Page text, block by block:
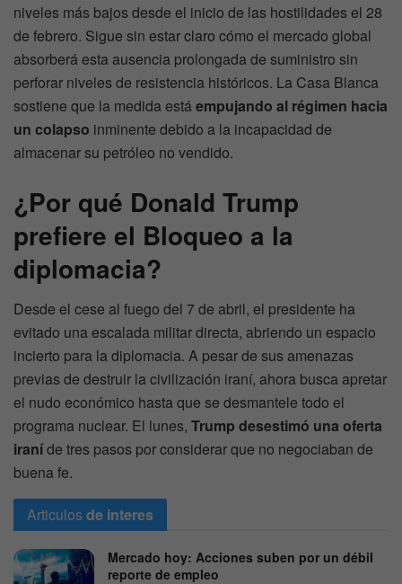
niveles más bajos desde el inicio de las hostilidades el 28
de febrero. Sigue sin estar claro cómo el mercado global
absorberá esta ausencia prolongada de suministro sin
perforar niveles de resistencia históricos. La Casa Blanca
sostiene que la medida estáempujando al régimen hacia
un colapso inminente debido a la incapacidad de
almacenar su petróleo no vendido.
¿Por qué Donald Trump
prefiere el Bloqueo a la
diplomacia?
Desde el cese al fuego del 7 de abril, el presidente ha
evitado una escalada militar directa, abriendo un espacio
incierto para la diplomacia. A pesar de sus amenazas
previas de destruir la civilización iraní, ahora busca apretar
el nudo económico hasta que se desmantele todo el
programa nuclear. El lunes, Trump desestimó una oferta
iraníde tres pasos por considerar que no negociaban de
buena fe.
Articulosde interes
Mercado hoy: Acciones suben por un débil
reporte de empleo